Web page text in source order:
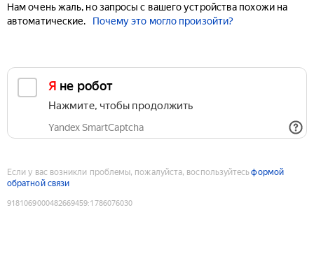
Нам очень жаль, но запросы с вашего устройства похожи на
автоматические.
Почему это могло произойти?
Я не робот
Нажмите, чтобы продолжить
Yandex SmartCaptcha
Если у вас возникли проблемы, пожалуйста, воспользуйтесьформой
обратной связи
9181069000482669459:1786076030